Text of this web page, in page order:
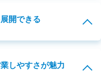
開できる
しやすさが魅力